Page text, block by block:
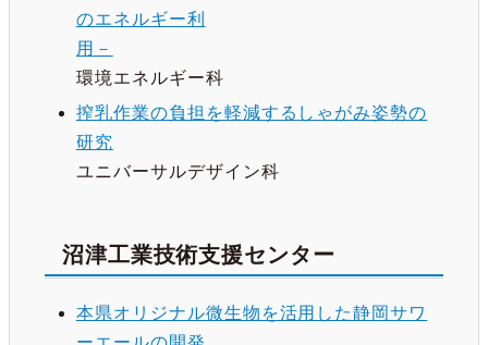
のエネルギー利
用－
環境エネルギー科
搾乳作業の負担を軽減するしゃがみ姿勢の
研究
ユニバーサルデザイン科
沼津工業技術支援センター
本県オリジナル微生物を活用した静岡サワ